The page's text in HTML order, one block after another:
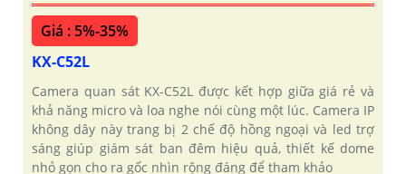
Giá : 5%-35%
KX-C52L
Camera quan sát KX-C52L được kết hợp giữa giá rẻ và
khả năng micro và loa nghe nói cùng một lúc. Camera IP
không dây này trang bị 2 chế độ hồng ngoại và led trợ
sáng giúp giám sát ban đêm hiệu quả, thiết kế dome
nhỏ gọn cho ra gốc nhìn rộng đáng để tham khảo